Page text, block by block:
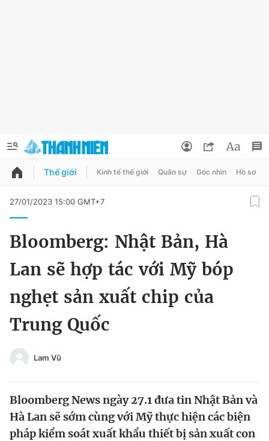
QUẢNG CÁO
Chào ngày mới Tin 24h
Tin thị trường
Sản phẩm khác
Đổi mật khẩu
Tin đã lưu
Tin đã xem
Đăng xuất
Thế giới Kinh tế thế giới Quân sự Góc nhìn Hồ sơ
27/01/2023 15:00 GMT+7
Bloomberg: Nhật Bản, Hà
Lan sẽ hợp tác với Mỹ bóp
nghẹt sản xuất chip của
Trung Quốc
Lam Vũ
Bloomberg News ngày 27.1 đưa tin Nhật Bản và
Hà Lan sẽ sớm cùng với Mỹ thực hiện các biện
pháp kiểm soát xuất khẩu thiết bị sản xuất con